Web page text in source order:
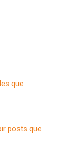
que
posts que